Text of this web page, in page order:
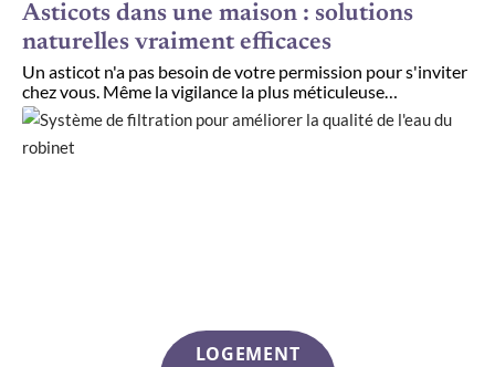
Asticots dans une maison : solutions
naturelles vraiment efficaces
Un asticot n'a pas besoin de votre permission pour s'inviter
chez vous. Même la vigilance la plus méticuleuse
LOGEMENT